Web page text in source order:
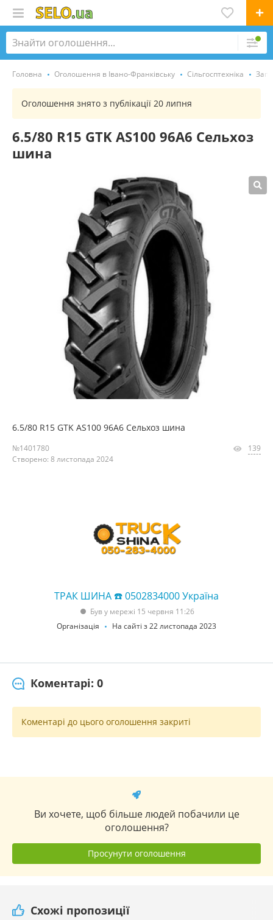
Головна Оголошення в Івано-Франківську Сільгосптехніка
Оголошення знято з публікації 20 липня
6.5/80 R15 GTK AS100 96A6 Сельхоз
шина
6.5/80 R15 GTK AS100 96A6 Сельхоз шина
№1401780
Створено: 8 листопада 2024
139
ТРАК ШИНА ☎️ 0502834000 Україна
Був у мережі 15 червня 11:26
Організація
На сайті з 22 листопада 2023
Коментарі: 0
Коментарі до цього оголошення закриті
Ви хочете, щоб більше людей побачили це
оголошення?
Просунути оголошення
Схожі пропозиції